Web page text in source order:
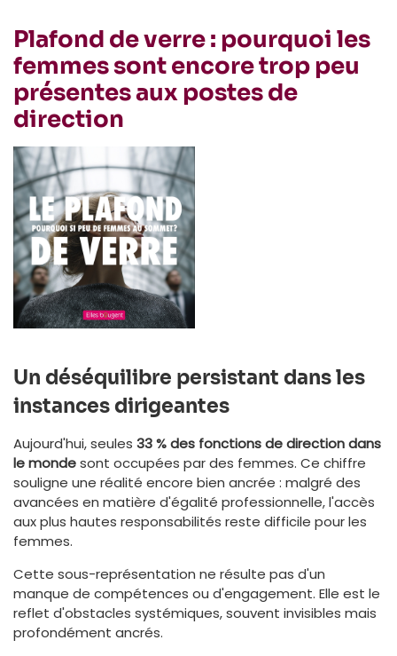
Plafond de verre : pourquoi les
femmes sont encore trop peu
présentes aux postes de
direction
Un déséquilibre persistant dans les
instances dirigeantes
Aujourd'hui, seules 33 % des fonctions de direction dans
le mondesont occupées par des femmes. Ce chiffre
souligne une réalité encore bien ancrée : malgré des
avancées en matière d'égalité professionnelle, l'accès
aux plus hautes responsabilités reste difficile pour les
femmes.
Cette sous-représentation ne résulte pas d'un
manque de compétences ou d'engagement. Elle est le
reflet d'obstacles systémiques, souvent invisibles mais
profondément ancrés.